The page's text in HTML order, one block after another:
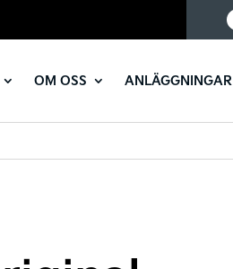
OM OSS ANLÄGGNINGAR